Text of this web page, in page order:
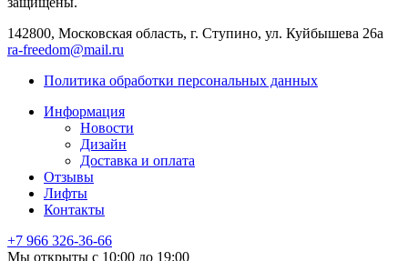
142800, Московская область, г. Ступино, ул. Куйбышева 26а
ra-freedom@mail.ru
Политика обработки персональных данных
Информация
Новости
Дизайн
Доставка и оплата
Отзывы
Лифты
Контакты
+7 966 326-36-66
Мы открыты с 10:00 до 19:00